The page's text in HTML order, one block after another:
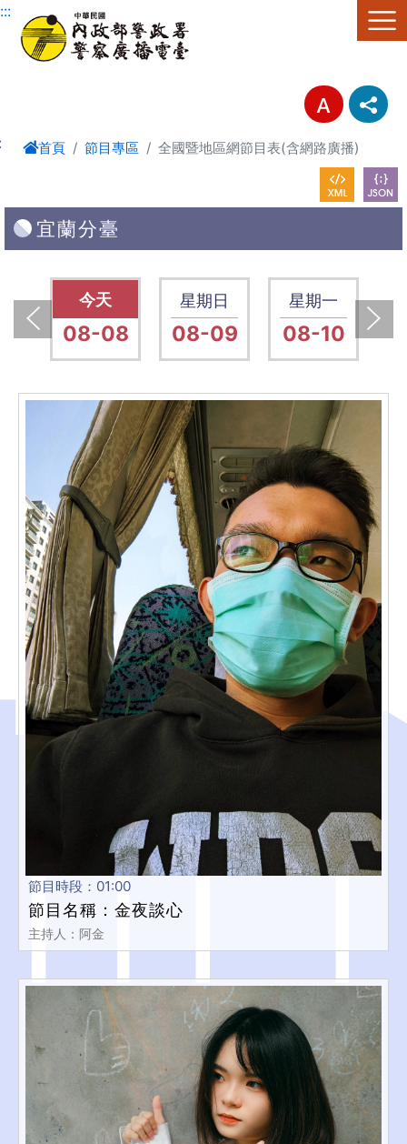
進入內容區塊
:::
首頁 節目專區 全國暨地區網節目表(含網路廣播)
宜蘭分臺
上一張(Previous)
星期六
08-08
星期日
08-09
星期一
08-10 下一張(Next)
節目時段：01:00
節目名稱：金夜談心
主持人：阿金